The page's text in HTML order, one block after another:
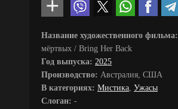
Название художественного фильма:
мёртвых / Bring Her Back
Год выпуска: 2025
Производство: Австралия, США
В категориях: Мистика, Ужасы
Слоган: -